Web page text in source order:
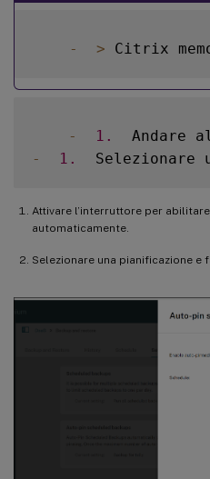
- > Citrix
- 1.
Andare
-
1.
Selezionare
Attivare l’interruttore per
automaticamente.
Selezionare una pianificazione e